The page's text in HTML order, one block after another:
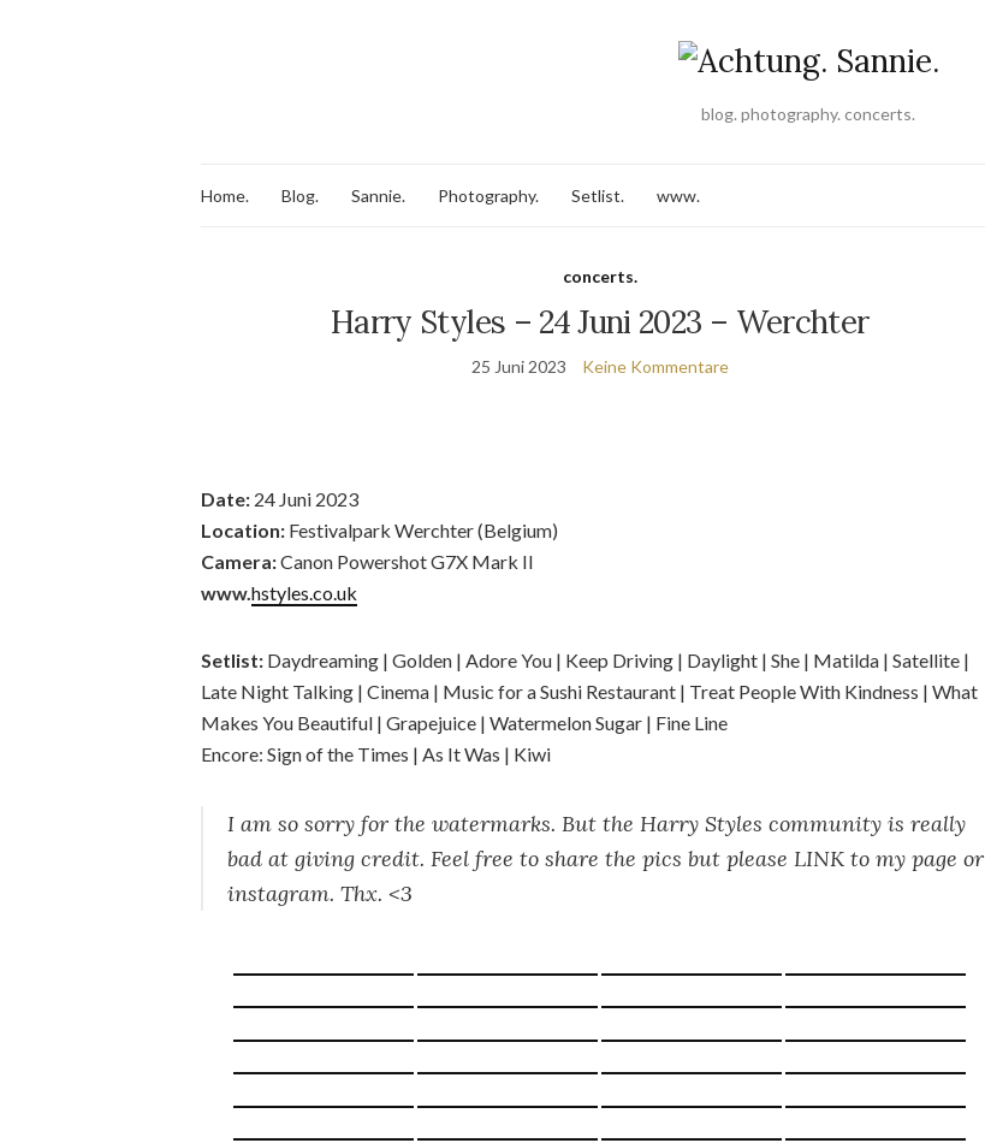
blog. photography. concerts.
Home. Blog. Sannie. Photography. Setlist. www.
concerts.
Harry Styles – 24 Juni 2023 – Werchter
25 Juni 2023 Keine Kommentare
Date: 24 Juni 2023
Location: Festivalpark Werchter (Belgium)
Camera:Canon Powershot G7X Mark II
www.hstyles.co.uk
Setlist: Daydreaming | Golden | Adore You | Keep Driving | Daylight | She | Matilda | Satellite |
Late Night Talking | Cinema | Music for a Sushi Restaurant | Treat People With Kindness | What
Makes You Beautiful | Grapejuice | Watermelon Sugar | Fine Line
Encore: Sign of the Times | As It Was | Kiwi
I am so sorry for the watermarks. But the Harry Styles community is really
bad at giving credit. Feel free to share the pics but please LINK to my page or
instagram. Thx. <3